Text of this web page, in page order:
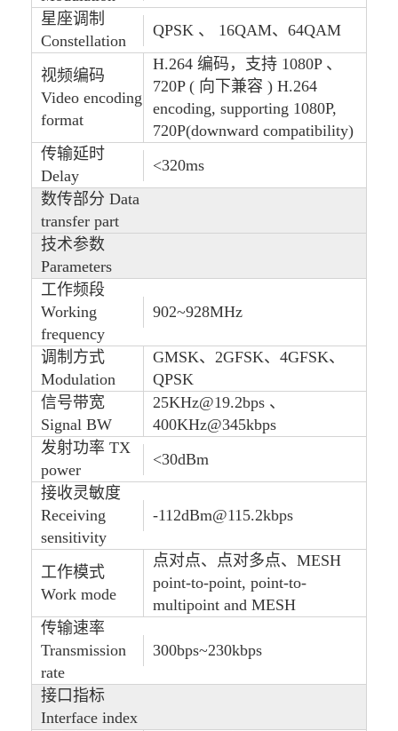
星座调制
Constellation
QPSK 、 16QAM、64QAM
视频编码
Video encoding
format
H.264 编码，支持 1080P 、
720P ( 向下兼容 ) H.264
encoding, supporting 1080P,
720P(downward compatibility)
传输延时
Delay
<320ms
数传部分 Data
transfer part
技术参数
Parameters
工作频段
Working
frequency
902~928MHz
调制方式
Modulation
GMSK、2GFSK、4GFSK、
QPSK
信号带宽
Signal BW
25KHz@19.2bps 、
400KHz@345kbps
发射功率 TX
power
<30dBm
接收灵敏度
Receiving
sensitivity
-112dBm@115.2kbps
工作模式
Work mode
点对点、点对多点、MESH
point-to-point, point-to-
multipoint and MESH
传输速率
Transmission
rate
300bps~230kbps
接口指标
Interface index